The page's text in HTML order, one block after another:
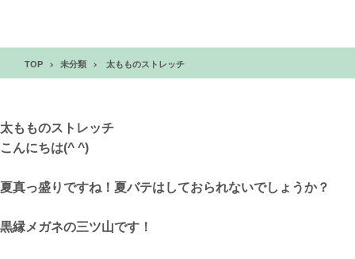
TOP 未分類 太もものストレッチ
太もものストレッチ
こんにちは(^ ^)
夏真っ盛りですね！夏バテはしておられないでしょうか？
黒縁メガネの三ツ山です！